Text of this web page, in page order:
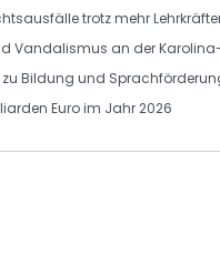
trotz mehr
Vandalismus an der
Bildung und
Euro im Jahr 2026